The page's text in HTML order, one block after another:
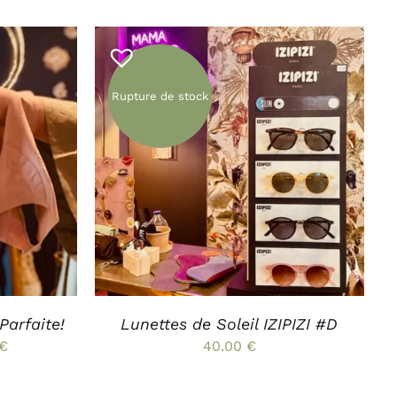
:
60.00 €.
était :
38.00 €.
est :
19.00 €.
€Plage
Rupture de stock
APERÇU
Lunettes de Soleil IZIPIZI #D
40.00 €